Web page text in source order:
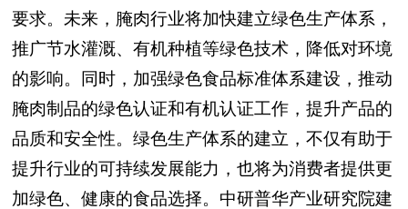
要求。未来，腌肉行业将加快建立绿色生产体系，
推广节水灌溉、有机种植等绿色技术，降低对环境
的影响。同时，加强绿色食品标准体系建设，推动
腌肉制品的绿色认证和有机认证工作，提升产品的
品质和安全性。绿色生产体系的建立，不仅有助于
提升行业的可持续发展能力，也将为消费者提供更
加绿色、健康的食品选择。中研普华产业研究院建